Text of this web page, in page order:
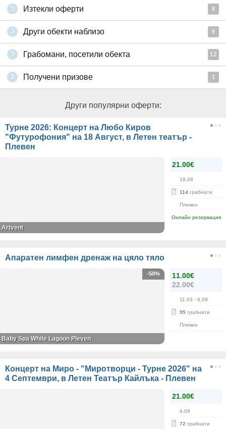
Изтекли оферти 8
Други обекти наблизо 9
Грабомани, посетили обекта 12
Получени призове 1
Други популярни оферти:
Турне 2026: Концерт на Любо Киров
"Футурофония" на 18 Август, в Летен театър -
Плевен
21.00€
18.08
114 грабнати
Плевен
Онлайн резервация
Artvent
Апаратен лимфен дренаж на цяло тяло
11.00€
22.00€
11.03 - 6.09
95 грабнати
Плевен
-50%
Baby Spa White Lagoon Pleven
Концерт на Миро - "Миротворци - Турне 2026" на
4 Септември, в Летен Театър Кайлъка - Плевен
21.00€
4.09
72 грабнати